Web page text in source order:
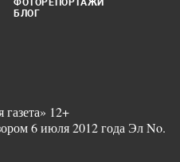
БЛОГ
газета» 12+
6 июля 2012 года Эл No.